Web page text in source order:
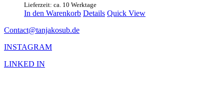
Lieferzeit: ca. 10 Werktage
In den Warenkorb Details Quick View
Contact@tanjakosub.de
INSTAGRAM
LINKED IN